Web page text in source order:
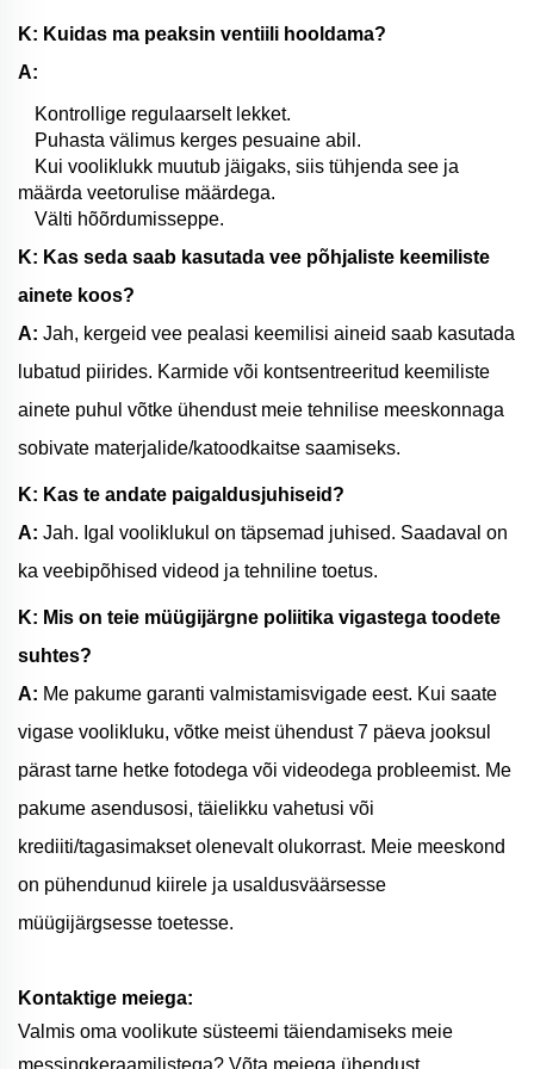
K: Kuidas ma peaksin ventiili hooldama?
A:
Kontrollige regulaarselt lekket.
Puhasta välimus kerges pesuaine abil.
Kui vooliklukk muutub jäigaks, siis tühjenda see ja
määrda veetorulise määrdega.
Välti hõõrdumisseppe.
K: Kas seda saab kasutada vee põhjaliste keemiliste
ainete koos?
A: Jah, kergeid vee pealasi keemilisi aineid saab kasutada
lubatud piirides. Karmide või kontsentreeritud keemiliste
ainete puhul võtke ühendust meie tehnilise meeskonnaga
sobivate materjalide/katoodkaitse saamiseks.
K: Kas te andate paigaldusjuhiseid?
A: Jah. Igal vooliklukul on täpsemad juhised. Saadaval on
ka veebipõhised videod ja tehniline toetus.
K: Mis on teie müügijärgne poliitika vigastega toodete
suhtes?
A: Me pakume garanti valmistamisvigade eest. Kui saate
vigase voolikluku, võtke meist ühendust 7 päeva jooksul
pärast tarne hetke fotodega või videodega probleemist. Me
pakume asendusosi, täielikku vahetusi või
krediiti/tagasimakset olenevalt olukorrast. Meie meeskond
on pühendunud kiirele ja usaldusväärsesse
müügijärgsesse toetesse.
Kontaktige meiega:
Valmis oma voolikute süsteemi täiendamiseks meie